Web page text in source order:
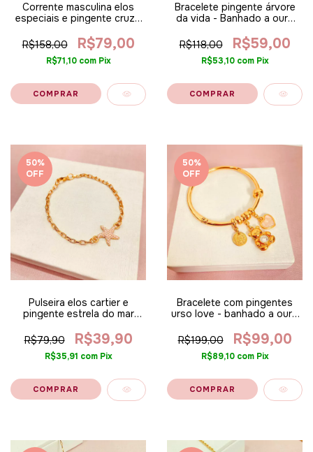
Corrente masculina elos
especiais e pingente cruz -
R$158,00
R$79,00
R$71,10 com Pix
Bracelete pingente árvore
da vida - Banhado a ouro
R$118,00
R$59,00
R$53,10 com Pix
50%
OFF
Pulseira elos cartier e
pingente estrela do mar
alt
R$79,90 R$39,90
R$35,91 com Pix
50%
OFF
Bracelete com pingentes
urso love - banhado a ouro
R$199,00
R$99,00
R$89,10 com Pix